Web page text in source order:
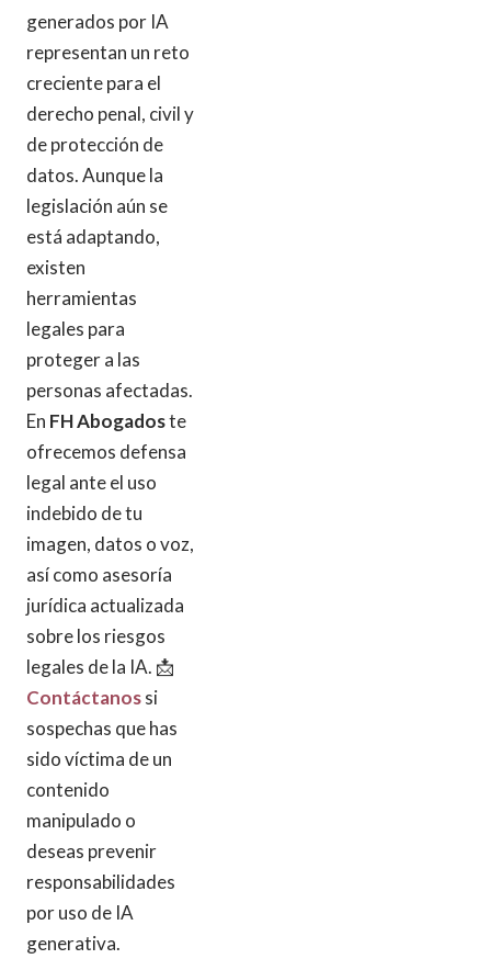
generados por IA
representan un reto
creciente para el
derecho penal, civil y
de protección de
datos. Aunque la
legislación aún se
está adaptando,
existen
herramientas
legales para
proteger a las
personas afectadas.
En FH Abogadoste
ofrecemos defensa
legal ante el uso
indebido de tu
imagen, datos o voz,
así como asesoría
jurídica actualizada
sobre los riesgos
legales de la IA. 📩
Contáctanossi
sospechas que has
sido víctima de un
contenido
manipulado o
deseas prevenir
responsabilidades
por uso de IA
generativa.